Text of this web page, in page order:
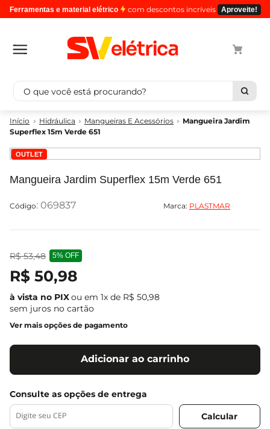
Ferramentas e material elétrico com descontos incríveis Aproveite!
O que você está procurando?
Hidráulica Mangueiras E Acessórios
Mangueira Jardim
Superflex 15m Verde 651
OUTLET
Mangueira Jardim Superflex 15m Verde 651
: 069837 Marca: PLASTMAR
R$ 53,48 5% OFF
R$ 50,98
ou em 1x de R$ 50,98
sem juros no cartão
Ver mais opções de pagamento
Adicionar ao carrinho
Termos mais buscados
2º
luminaria
3º
tomada
5